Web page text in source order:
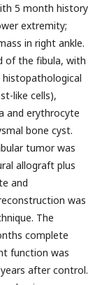
5 month history
extremity;
in right ankle.
of the fibula, with
like cells),
and erythrocyte
bone cyst.
tumor was
allograft plus
and
was
The
complete
function was
after control.